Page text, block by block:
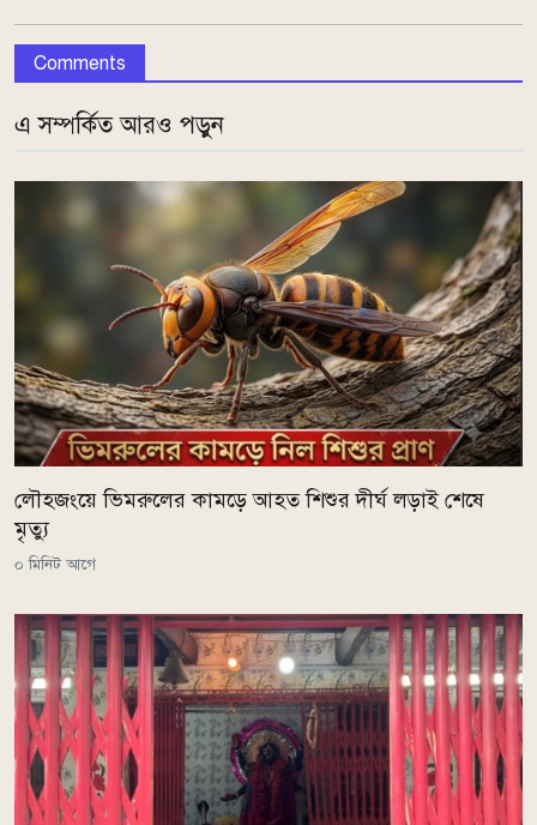
Comments
এ সম্পর্কিত আরও পড়ুন
লৌহজংয়ে ভিমরুলের কামড়ে আহত শিশুর দীর্ঘ লড়াই শেষে
মৃত্যু
০ মিনিট আগে